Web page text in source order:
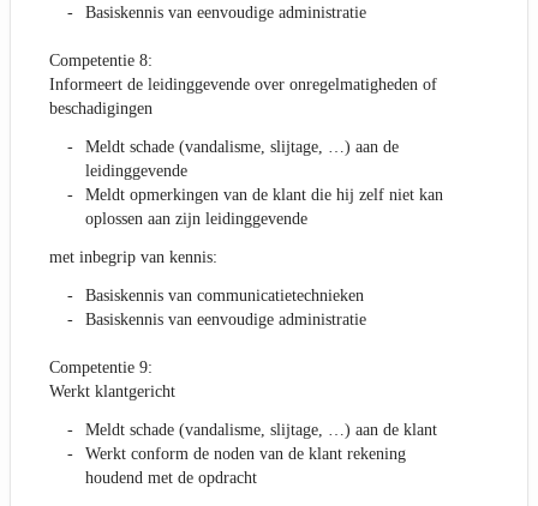
Basiskennis van eenvoudige administratie
Competentie 8:
Informeert de leidinggevende over onregelmatigheden of
beschadigingen
Meldt schade (vandalisme, slijtage, …) aan de
leidinggevende
Meldt opmerkingen van de klant die hij zelf niet kan
oplossen aan zijn leidinggevende
met inbegrip van kennis:
Basiskennis van communicatietechnieken
Basiskennis van eenvoudige administratie
Competentie 9:
Werkt klantgericht
Meldt schade (vandalisme, slijtage, …) aan de klant
Werkt conform de noden van de klant rekening
houdend met de opdracht